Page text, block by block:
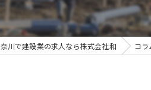
川で建設業の求人なら株式会社和 コラ